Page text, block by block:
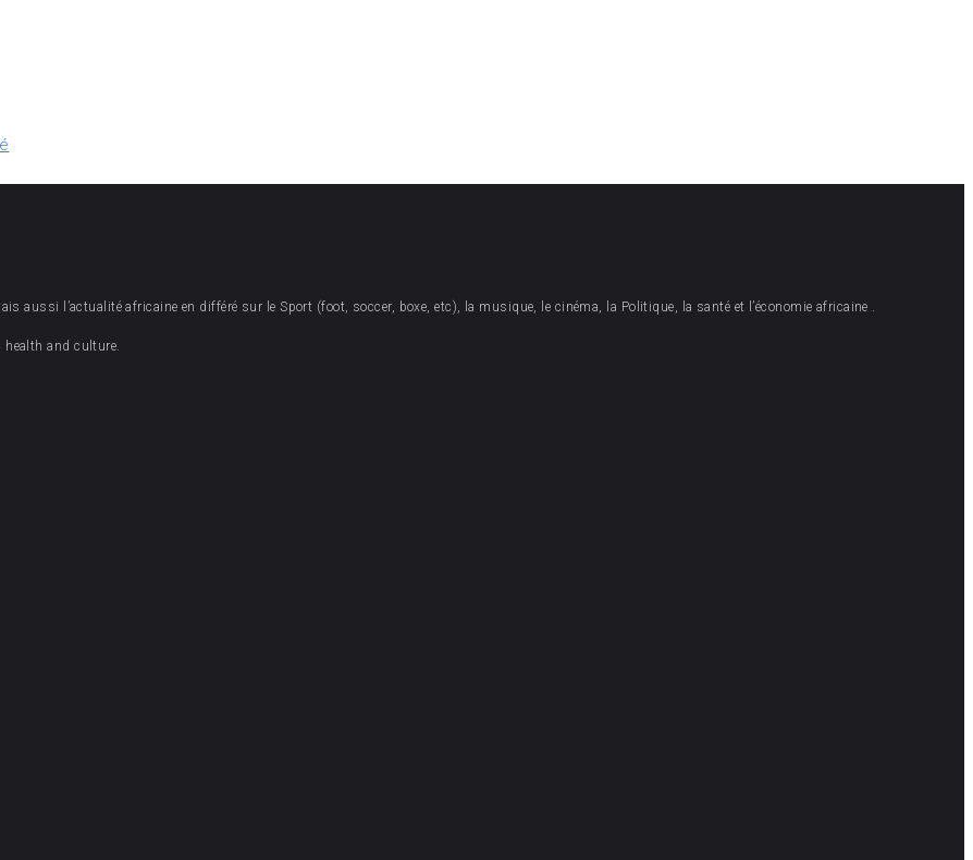
aussi l’actualité africaine en différé sur le Sport (foot, soccer, boxe, etc), la musique, le cinéma, la Politique, la santé et l’économie africaine .
and culture.